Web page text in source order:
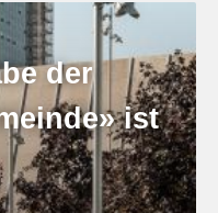
der
ist